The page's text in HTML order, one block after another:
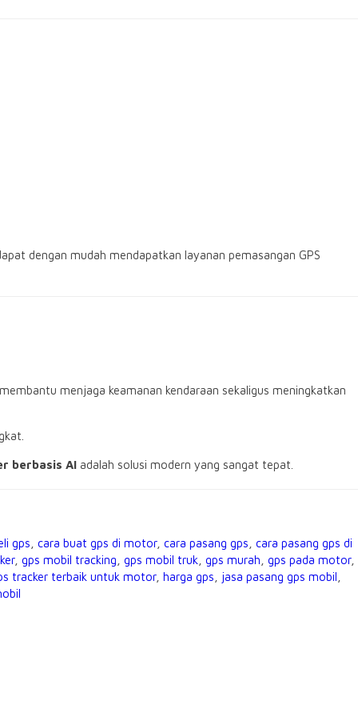
dengan mudah mendapatkan layanan pemasangan GPS
menjaga keamanan kendaraan sekaligus meningkatkan
berbasis AI adalah solusi modern yang sangat tepat.
gps, cara buat gps di motor, cara pasang gps, cara pasang gps di
, gps mobil tracking, gps mobil truk, gps murah, gps pada motor,
tracker terbaik untuk motor, harga gps, jasa pasang gps mobil,